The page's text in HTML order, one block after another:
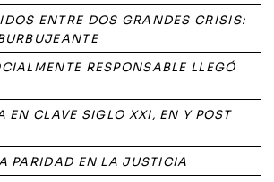
ENTRE DOS GRANDES CRISIS:
RESPONSABLE LLEGÓ
EN CLAVE SIGLO XXI, EN Y POST
PARIDAD EN LA JUSTICIA